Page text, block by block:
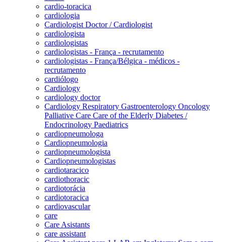
cardio-toracica
cardiologia
Cardiologist Doctor / Cardiologist
cardiologista
cardiologistas
cardiologistas - França - recrutamento
cardiologistas - França/Bélgica - médicos -
recrutamento
cardiólogo
Cardiology
cardiology doctor
Cardiology Respiratory Gastroenterology Oncology
Palliative Care Care of the Elderly Diabetes /
Endocrinology Paediatrics
cardiopneumologa
Cardiopneumologia
cardiopneumologista
Cardiopneumologistas
cardiotaracico
cardiothoracic
cardiotorácia
cardiotoracica
cardiovascular
care
Care Asistants
care assistant